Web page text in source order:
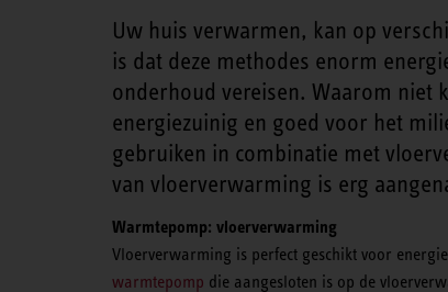
Uw huis verwarmen, kan op
is dat deze methodes enorm
onderhoud vereisen. Waarom niet
energiezuinig en goed voor het
gebruiken in combinatie met
van vloerverwarming is erg
Warmtepomp: vloerverwarming
Vloerverwarming is perfect geschikt voor
warmtepomp die aangesloten is op de